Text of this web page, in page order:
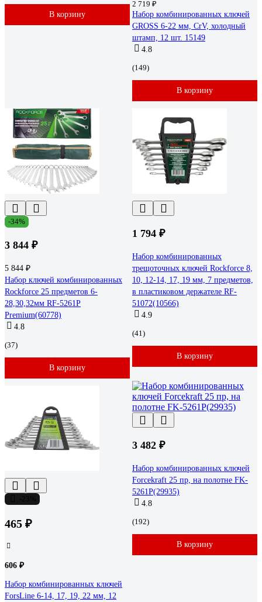
В корзину
2 719 ₽
Набор комбинированных ключей
GROSS 6-22 мм, CrV, холодный
штамп, 12 шт. 15149
4.8
(149)
В корзину
-34%
3 844 ₽
5 844 ₽
Набор ключей комбинированных
Rockforce 25 предметов 6-
28,30,32мм RF-5261P
Premium(60778)
4.8
(37)
В корзину
1 794 ₽
Набор комбинированных
трещоточных ключей Rockforce 8,
10, 12-14, 17, 19 мм, 7 предметов,
в пластиковом держателе RF-
51072(10566)
4.9
(41)
В корзину
465 ₽
606 ₽
Набор комбинированных ключей
ForsLine 6-14, 17, 19, 22 мм, 12
3 482 ₽
Набор комбинированных ключей
Forcekraft 25 пр, на полотне FK-
5261P(29935)
4.8
(192)
В корзину